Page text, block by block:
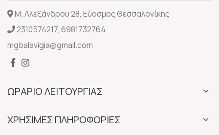
Μ. Αλεξάνδρου 28, Εύοσμος Θεσσαλονίκης
2310574217, 6981732764
mgbalavigia@gmail.com
ΩΡΑΡΙΟ ΛΕΙΤΟΥΡΓΙΑΣ
ΧΡΗΣΙΜΕΣ ΠΛΗΡΟΦΟΡΙΕΣ